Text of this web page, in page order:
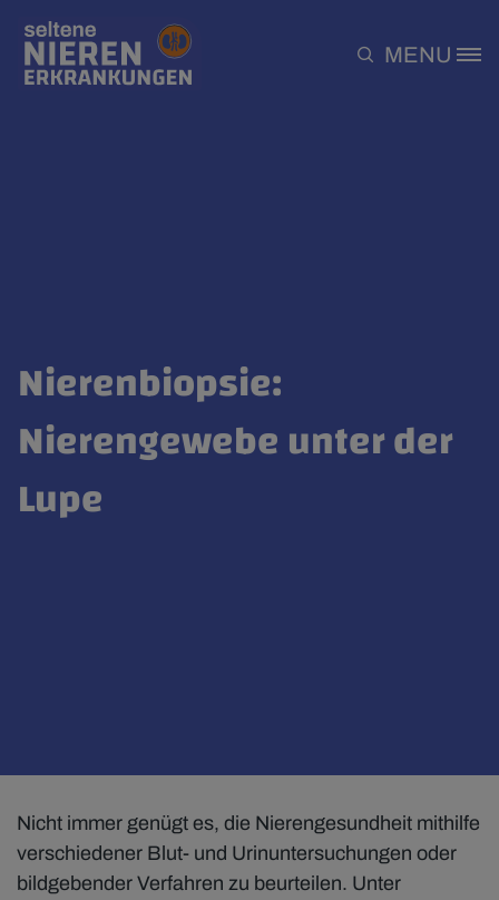
Site Logo MENU
Nierenbiopsie:
Nierengewebe unter der
Lupe
Nicht immer genügt es, die Nierengesundheit mithilfe
verschiedener Blut- und Urinuntersuchungen oder
bildgebender Verfahren zu beurteilen. Unter